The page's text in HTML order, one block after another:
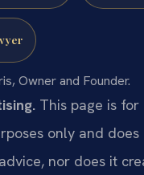
Owner and Founder.
This page is for
only and does
nor does it